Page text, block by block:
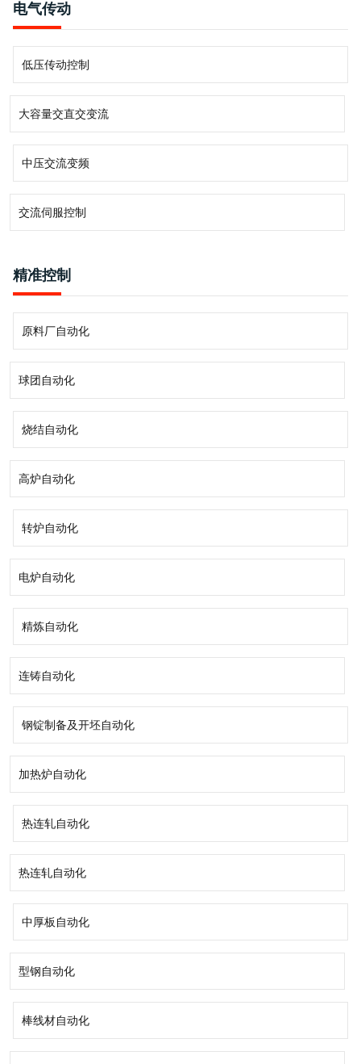
电气传动
低压传动控制
大容量交直交变流
中压交流变频
交流伺服控制
精准控制
原料厂自动化
球团自动化
烧结自动化
高炉自动化
转炉自动化
电炉自动化
精炼自动化
连铸自动化
钢锭制备及开坯自动化
加热炉自动化
热连轧自动化
热连轧自动化
中厚板自动化
型钢自动化
棒线材自动化